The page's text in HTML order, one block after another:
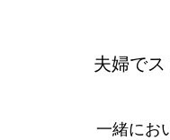
夫婦で
一緒にお